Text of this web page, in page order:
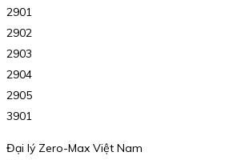
2901
2902
2903
2904
2905
3901
Đại lý Zero-Max Việt Nam